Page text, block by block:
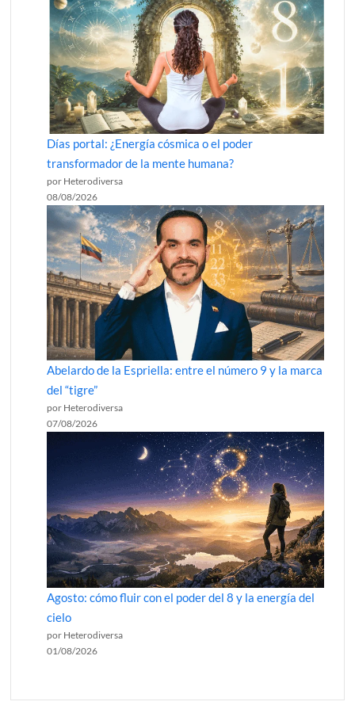
Días portal: ¿Energía cósmica o el poder
transformador de la mente humana?
por Heterodiversa
08/08/2026
Abelardo de la Espriella: entre el número 9 y la marca
del “tigre”
por Heterodiversa
07/08/2026
Agosto: cómo fluir con el poder del 8 y la energía del
cielo
por Heterodiversa
01/08/2026